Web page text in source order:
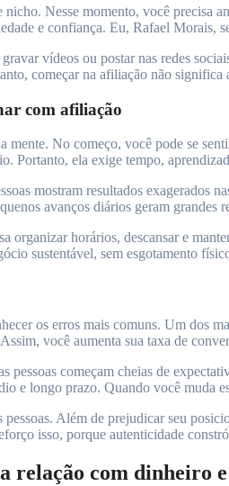
Nesse momento, você
e confiança. Eu, Rafael Morais,
vídeos ou postar nas redes
começar na afiliação não
com afiliação
No começo, você pode se
Portanto, ela exige tempo,
mostram resultados exagerados
avanços diários geram grandes
organizar horários, descansar e
sustentável, sem esgotamento
os erros mais comuns. Um dos
você aumenta sua taxa de
começam cheias de
e longo prazo. Quando você muda
Além de prejudicar seu
isso, porque autenticidade
relação com dinheiro